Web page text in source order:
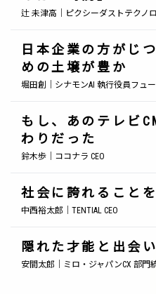
辻 未津高｜ピクシーダストテクノ
日本企業の方がじ
めの土壌が豊か
堀田創｜シナモンAI 執行役員フュ
もし、あのテレビ
わりだった
鈴木歩｜ココナラ CEO
社会に誇れること
中西裕太郎｜TENTIAL CEO
隠れた才能と出会
安間太郎｜ミロ・ジャパンCX 部門